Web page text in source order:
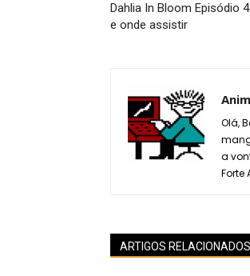
Dahlia In Bloom Episódio
e onde assistir
Olá,
a
Forte
ARTIGOS RELACIONADOS